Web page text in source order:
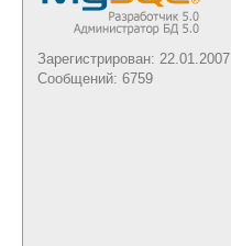
Зарегистрирован: 22.01.2007
Сообщений: 6759